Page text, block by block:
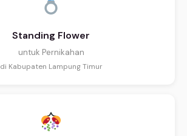
Standing Flower
untuk Pernikahan
di Kabupaten Lampung Timur